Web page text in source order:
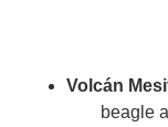
Volcán
beagle